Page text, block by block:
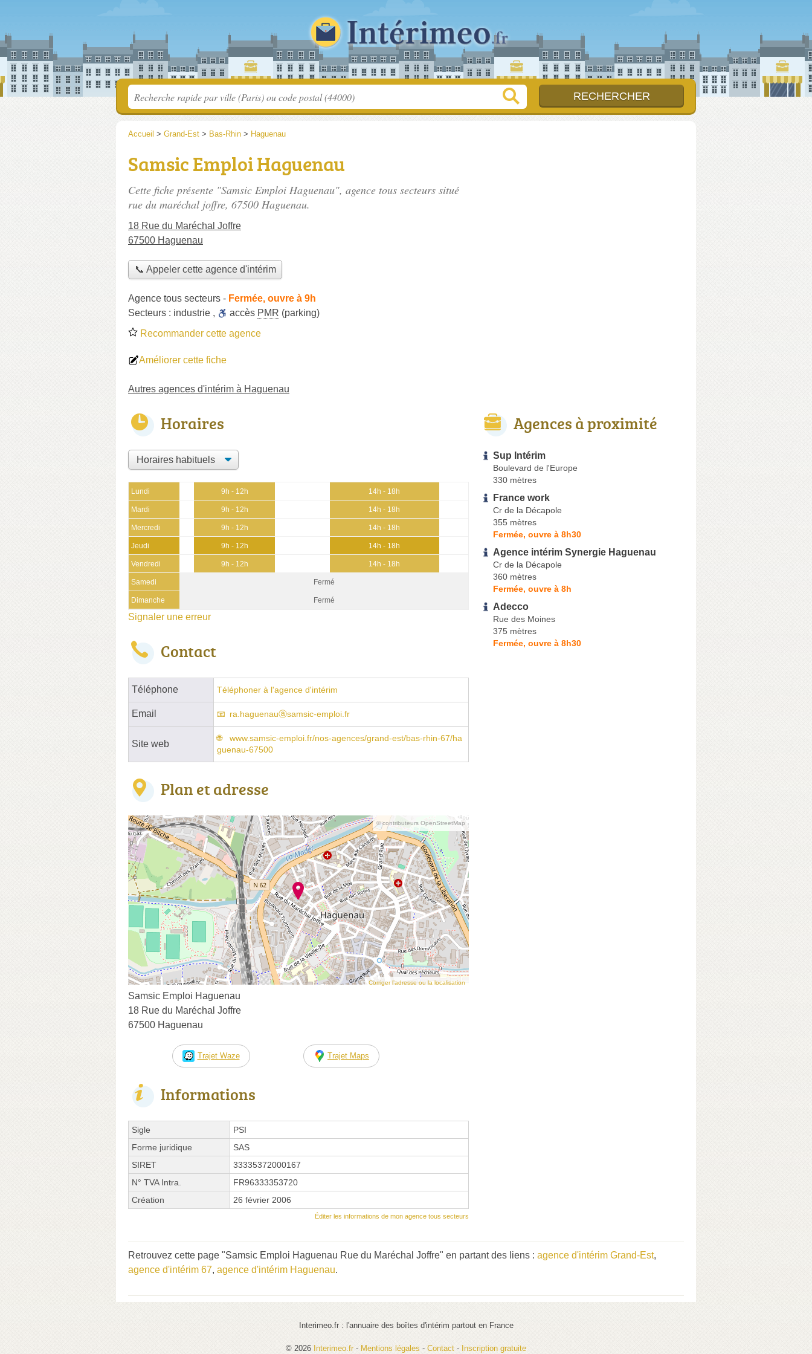
Accueil > Grand-Est > Bas-Rhin > Haguenau
Samsic Emploi Haguenau
Cette fiche présente "Samsic Emploi Haguenau", agence tous secteurs situé
rue du maréchal joffre, 67500 Haguenau.
18 Rue du Maréchal Joffre
67500 Haguenau
📞 Appeler cette agence d'intérim
Agence tous secteurs - Fermée, ouvre à 9h
Secteurs : industrie , accès PMR (parking)
Recommander cette agence
Améliorer cette fiche
Autres agences d'intérim à Haguenau
Horaires
Lundi 9h - 12h 14h - 18h
Mardi 9h - 12h 14h - 18h
Mercredi 9h - 12h 14h - 18h
Jeudi 9h - 12h 14h - 18h
Vendredi 9h - 12h 14h - 18h
Samedi Fermé
Dimanche Fermé
Signaler une erreur
Contact
Téléphone Téléphoner à l'agence d'intérim
Email ra.haguenauⓐsamsic-emploi.fr
Site web
www.samsic-emploi.fr/nos-agences/grand-est/bas-rhin-67/ha
guenau-67500
Plan et adresse
© contributeurs OpenStreetMap
Corriger l’adresse ou la localisation
Samsic Emploi Haguenau
18 Rue du Maréchal Joffre
67500 Haguenau
Trajet Waze Trajet Maps
Informations
Sigle
PSI
Forme juridique
SAS
SIRET
33335372000167
N° TVA Intra.
FR96333353720
Création
26 février 2006
Éditer les informations de mon agence tous secteurs
Agences à proximité
Sup Intérim
Boulevard de l'Europe
330 mètres
France work
Cr de la Décapole
355 mètres
Fermée, ouvre à 8h30
Agence intérim Synergie Haguenau
Cr de la Décapole
360 mètres
Fermée, ouvre à 8h
Adecco
Rue des Moines
375 mètres
Fermée, ouvre à 8h30
Retrouvez cette page "Samsic Emploi Haguenau Rue du Maréchal Joffre" en partant des liens : agence d'intérim Grand-Est,
agence d'intérim 67, agence d'intérim Haguenau.
Interimeo.fr : l'annuaire des boîtes d'intérim partout en France
© 2026 Interimeo.fr - Mentions légales - Contact - Inscription gratuite